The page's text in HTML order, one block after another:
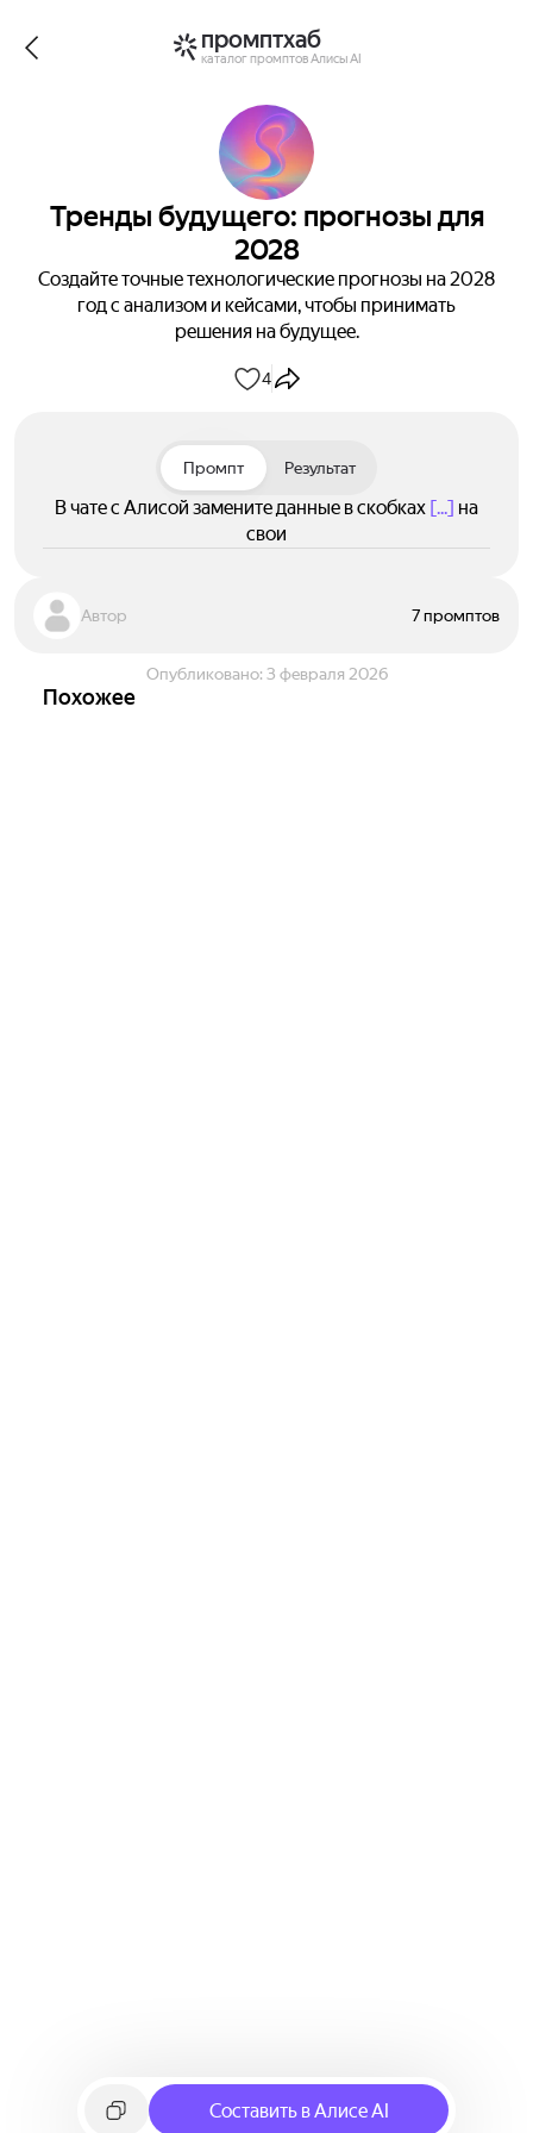
промптхаб
каталог промптов Алисы AI
Тренды будущего: прогнозы для
2028
Создайте точные технологические прогнозы на 2028
год с анализом и кейсами, чтобы принимать
решения на будущее.
4
Промпт Результат
В чате с Алисой замените данные в скобках [...] на
свои
Автор 7 промптов
Опубликовано: 3 февраля 2026
Похожее
Составить в Алисе AI